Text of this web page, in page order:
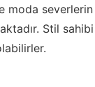
moda
Stil